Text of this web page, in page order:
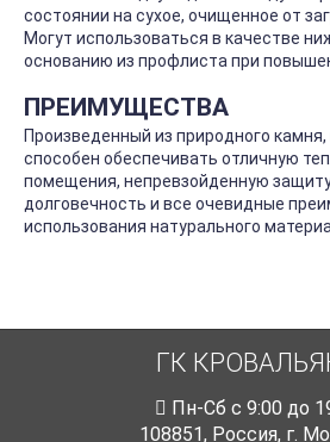
состоянии на сухое, очищенное от
Могут использоваться в качестве
основанию из профлиста при
ПРЕИМУЩЕСТВА
Произведенный из природного
способен обеспечивать отличную
помещения, непревзойденную защиту
долговечность и все очевидные
использования натурального
ГК
Пн-Cб с 9:00 до
108851, Россия, г.